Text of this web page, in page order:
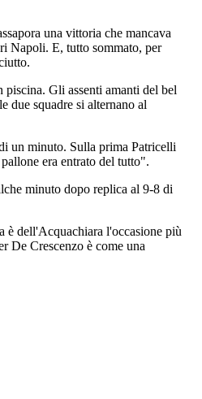
una vittoria che mancava
Napoli. E, tutto sommato, per
piscina. Gli assenti amanti del bel
due squadre si alternano al
un minuto. Sulla prima Patricelli
era entrato del tutto".
minuto dopo replica al 9-8 di
è dell'Acquachiara l'occasione più
De Crescenzo è come una